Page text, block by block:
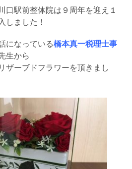
口駅前整体院は９周年を迎え１
しました！
になっている橋本真一税理士事
生から
ザーブドフラワーを頂きまし